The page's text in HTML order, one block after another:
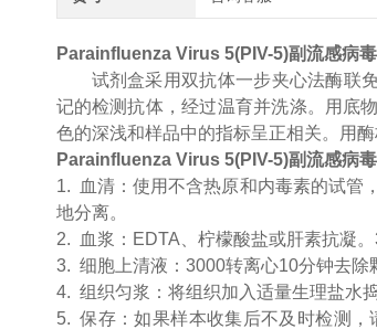
Parainfluenza Virus 5(PIV-5)副流感病
试剂盒采用双抗体一步夹心法酶联
记的检测抗体，经过温育并洗涤。用底
色的深浅和样品中的指标呈正相关。用
Parainfluenza Virus 5(PIV-5)副流感病
1. 血清：使用不含热原和内毒素的试管
地分离。
2. 血浆：EDTA、柠檬酸盐或肝素抗凝。
3. 细胞上清液：3000转离心10分钟去除
4. 组织匀浆：将组织加入适量生理盐水
5. 保存：如果样本收集后不及时检测